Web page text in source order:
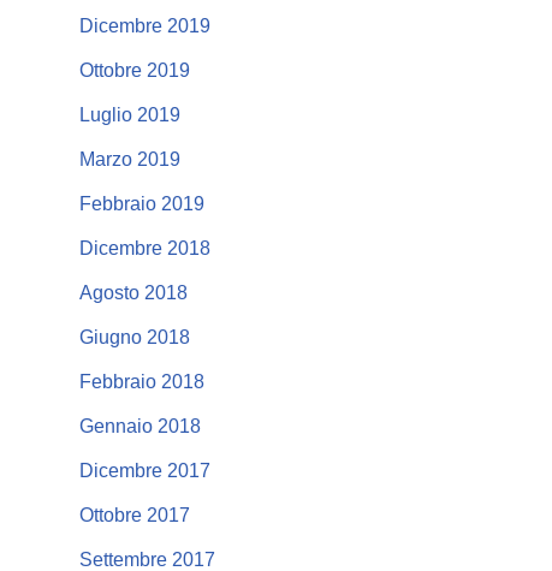
Dicembre 2019
Ottobre 2019
Luglio 2019
Marzo 2019
Febbraio 2019
Dicembre 2018
Agosto 2018
Giugno 2018
Febbraio 2018
Gennaio 2018
Dicembre 2017
Ottobre 2017
Settembre 2017